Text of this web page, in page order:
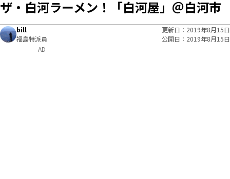
ザ・白河ラーメン！「白河屋」＠白河市
bill
福島特派員
更新日
2019年8月15日
公開日
2019年8月15日
AD